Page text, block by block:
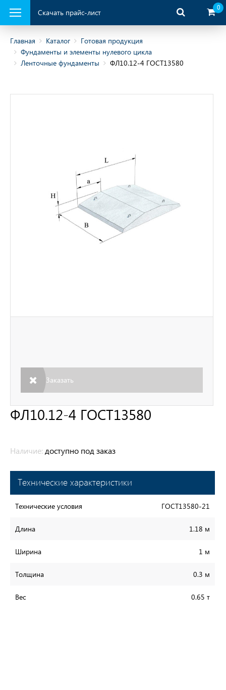
Скачать прайс-лист
0
Главная Каталог
Готовая продукция
Фундаменты и элементы нулевого цикла
Ленточные фундаменты
ФЛ10.12-4 ГОСТ13580
ФЛ10.12-4 ГОСТ13580
Наличие: доступно под заказ
Технические характеристики
Технические условия ГОСТ13580-21
Длина 1.18 м
Ширина 1 м
Толщина 0.3 м
Вес 0.65 т
Заказать